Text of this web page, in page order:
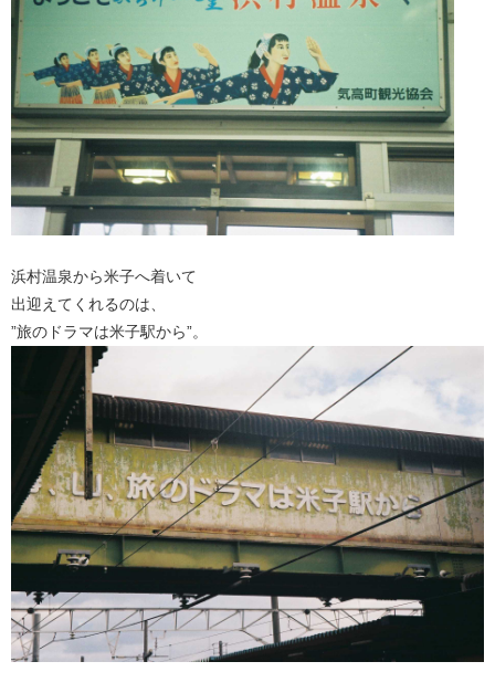
浜村温泉から米子へ着いて
出迎えてくれるのは、
”旅のドラマは米子駅から”。